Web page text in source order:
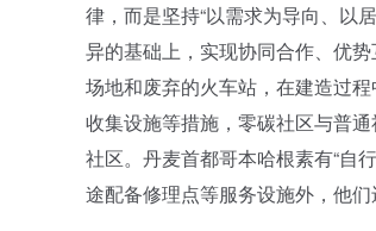
律，而是坚持“以需求为导向、以
异的基础上，实现协同合作、优
场地和废弃的火车站，在建造过
收集设施等措施，零碳社区与普
社区。丹麦首都哥本哈根素有“自
途配备修理点等服务设施外，他